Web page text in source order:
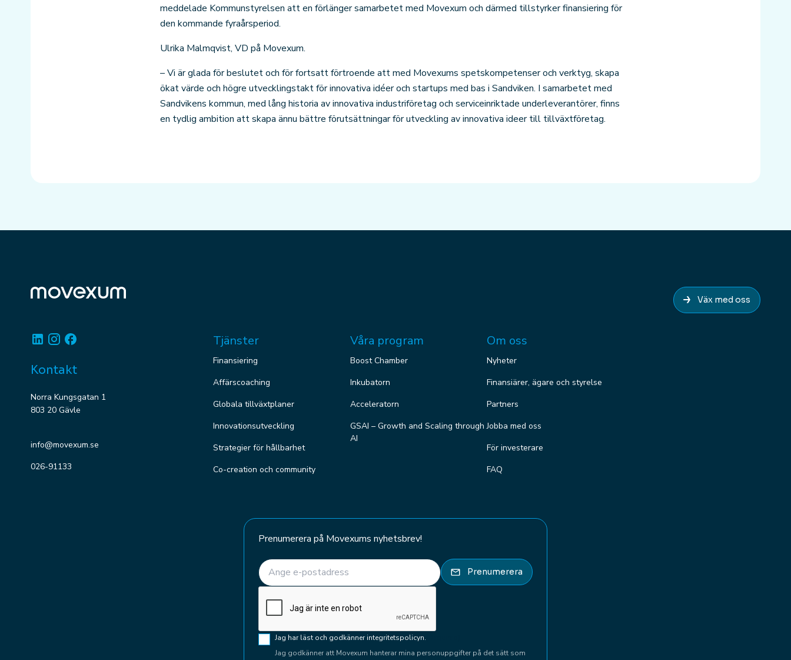
meddelade Kommunstyrelsen att en förlänger samarbetet med Movexum och därmed tillstyrker finansiering för
den kommande fyraårsperiod.
Ulrika Malmqvist, VD på Movexum.
– Vi är glada för beslutet och för fortsatt förtroende att med Movexums spetskompetenser och verktyg, skapa
ökat värde och högre utvecklingstakt för innovativa idéer och startups med bas i Sandviken. I samarbetet med
Sandvikens kommun, med lång historia av innovativa industriföretag och serviceinriktade underleverantörer, finns
en tydlig ambition att skapa ännu bättre förutsättningar för utveckling av innovativa ideer till tillväxtföretag.
Väx med oss
LinkedinInstagram
Kontakt
Norra Kungsgatan 1
803 20 Gävle
info@movexum.se
026-91133
Tjänster
Finansiering
Affärscoaching
Globala tillväxtplaner
Innovationsutveckling
Strategier för hållbarhet
Co-creation och community
Våra program
Boost Chamber
Inkubatorn
Acceleratorn
GSAI – Growth and Scaling through
AI
Om oss
Nyheter
Finansiärer, ägare och styrelse
Partners
Jobba med oss
För investerare
FAQ
Prenumerera på Movexums nyhetsbrev!
E-post (Required) Prenumerera
Samtycke(Required)
Jag har läst och godkänner integritetspolicyn.
Jag godkänner att Movexum hanterar mina personuppgifter på det sätt som